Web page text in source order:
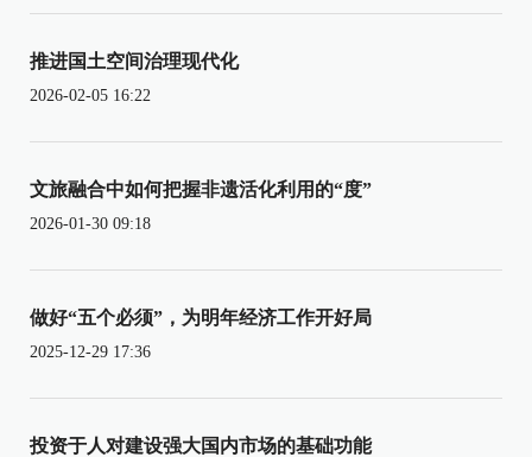
推进国土空间治理现代化
2026-02-05 16:22
文旅融合中如何把握非遗活化利用的“度”
2026-01-30 09:18
做好“五个必须”，为明年经济工作开好局
2025-12-29 17:36
投资于人对建设强大国内市场的基础功能